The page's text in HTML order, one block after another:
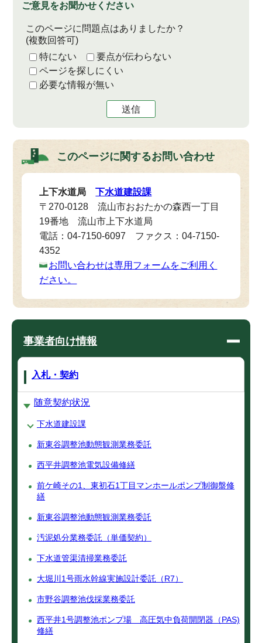
ご意見をお聞かせください
このページに問題点はありましたか？
(複数回答可)
特にない
要点が伝わらない
ページを探しにくい
必要な情報が無い
送信
このページに関するお問い合わせ
上下水道局
下水道建設課
〒270-0128 流山市おおたかの森西一丁目
19番地 流山市上下水道局
電話：04-7150-6097 ファクス：04-7150-
4352
お問い合わせは専用フォームをご利用く
ださい。
事業者向け情報
入札・契約
随意契約状況
下水道建設課
新東谷調整池動態観測業務委託
西平井調整池電気設備修繕
前ケ崎その1、東初石1丁目マンホールポンプ制御盤修
繕
新東谷調整池動態観測業務委託
汚泥処分業務委託（単価契約）
下水道管渠清掃業務委託
大堀川1号雨水幹線実施設計委託（R7）
市野谷調整池伐採業務委託
西平井1号調整池ポンプ場 高圧気中負荷開閉器（PAS)
修繕